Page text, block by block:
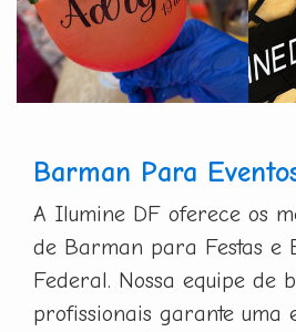
Barman Para
A Ilumine DF oferece os
de Barman para Festas e
Federal. Nossa equipe de
profissionais garante uma